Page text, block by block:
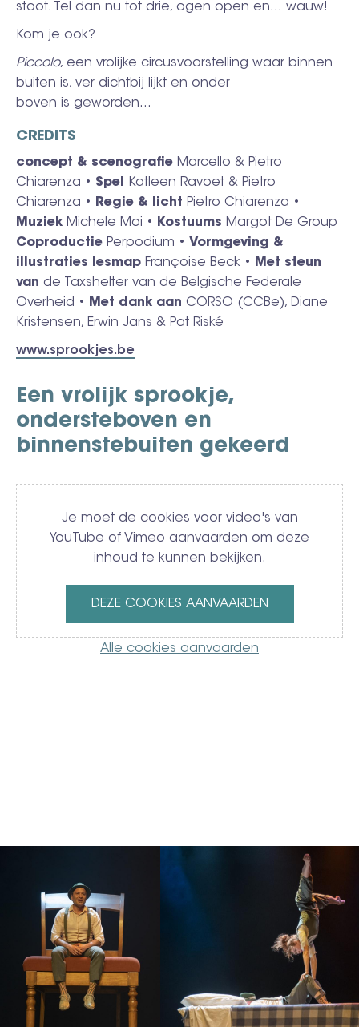
stoot. Tel dan nu tot drie, ogen open en… wauw!
Kom je ook?
Piccolo, een vrolijke circusvoorstelling waar binnen
buiten is, ver dichtbij lijkt en onder
boven is geworden…
CREDITS
concept & scenografie Marcello & Pietro
Chiarenza • Spel
Katleen Ravoet & Pietro
Chiarenza •
Regie & licht Pietro Chiarenza •
Muziek Michele Moi • Kostuums Margot De Group
Coproductie Perpodium • Vormgeving &
illustraties lesmap Françoise Beck •
Met steun
van de Taxshelter van de Belgische Federale
Overheid •
Met dank aan CORSO (CCBe), Diane
Kristensen, Erwin Jans & Pat Riské
www.sprookjes.be
Een vrolijk sprookje,
ondersteboven en
binnenstebuiten gekeerd
Video
Je moet de cookies voor video's van
YouTube of Vimeo aanvaarden om deze
inhoud te kunnen bekijken.
DEZE COOKIES AANVAARDEN
Alle cookies aanvaarden